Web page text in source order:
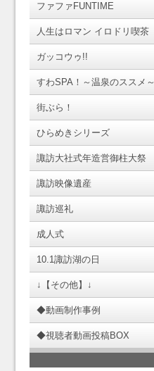
ファファFUNTIME
人生はロマン イロドリ喫茶
ガッコウゥ!!
すわSPA！～温泉のススメ～
街ぶら！
ひらめきシリーズ
諏訪大社式年造営御柱大祭
諏訪映像遺産
諏訪巡礼
成人式
10.1諏訪湖の日
↓【その他】↓
◆動画制作事例
◆視聴者動画投稿BOX